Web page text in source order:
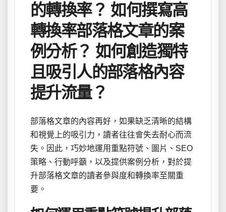
的轉換率？ 如何撰寫高
轉換率部落格文章的案
例分析？ 如何創造獨特
且吸引人的部落格內容
提升流量？
部落格文章的內容再好，如果缺乏清晰的結構
和視覺上的吸引力，讀者往往會失去耐心而流
失。因此，巧妙地運用重點符號、圖片、SEO
策略、行動呼籲，以及提供案例分析，對於提
升部落格文章的讀者參與度和轉換率至關重
要。